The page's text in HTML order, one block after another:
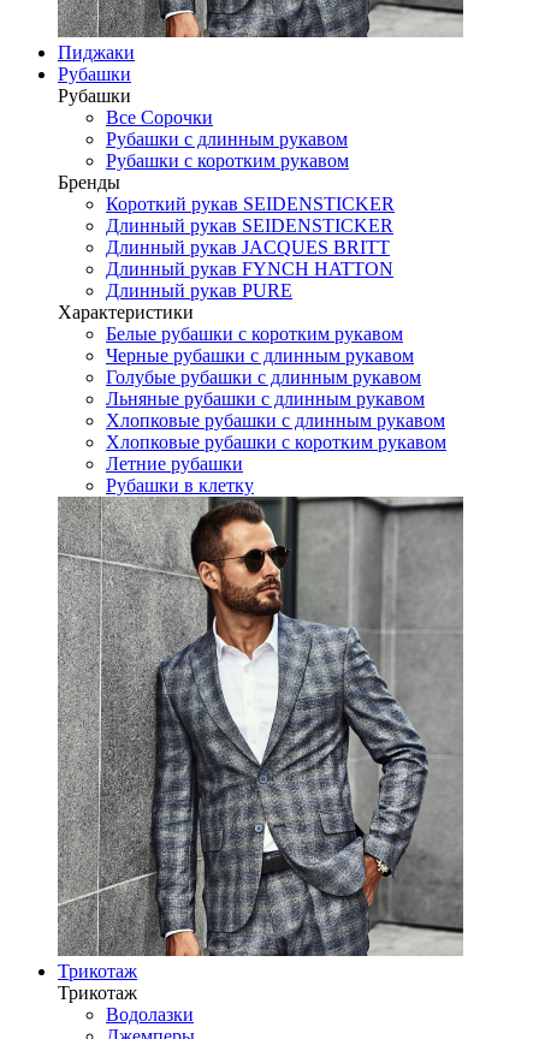
Пиджаки
Рубашки
Рубашки
Все Сорочки
Рубашки с длинным рукавом
Рубашки с коротким рукавом
Бренды
Короткий рукав SEIDENSTICKER
Длинный рукав SEIDENSTICKER
Длинный рукав JAСQUES BRITT
Длинный рукав FYNCH HATTON
Длинный рукав PURE
Характеристики
Белые рубашки с коротким рукавом
Черные рубашки с длинным рукавом
Голубые рубашки с длинным рукавом
Льняные рубашки с длинным рукавом
Хлопковые рубашки с длинным рукавом
Хлопковые рубашки с коротким рукавом
Летние рубашки
Рубашки в клетку
Трикотаж
Трикотаж
Водолазки